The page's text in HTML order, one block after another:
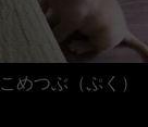
めつぶ（ぷく）